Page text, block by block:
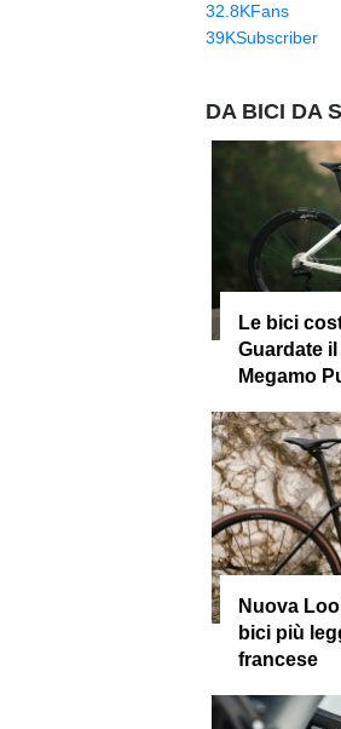
32.8KFans
39KSubscriber
DA BICI DA
Le bici
Guardate
Megamo
Nuova
bici più
francese